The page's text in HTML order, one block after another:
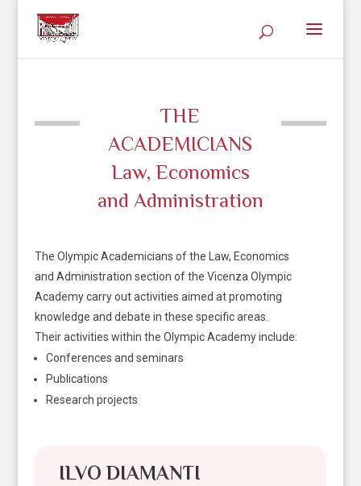
THE
ACADEMICIANS
Law, Economics
and Administration
The Olympic Academicians of the Law, Economics
and Administration section of the Vicenza Olympic
Academy carry out activities aimed at promoting
knowledge and debate in these specific areas.
Their activities within the Olympic Academy include:
Conferences and seminars
Publications
Research projects
ILVO DIAMANTI